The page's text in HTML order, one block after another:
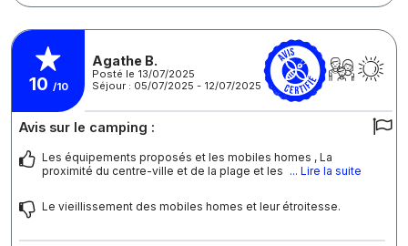
10 /10
Agathe B.
Posté le 13/07/2025
Séjour : 05/07/2025 - 12/07/2025
Avis sur le camping :
Les équipements proposés et les mobiles homes , La
proximité du centre-ville et de la plage et les ... Lire la suite
Le vieillissement des mobiles homes et leur étroitesse.